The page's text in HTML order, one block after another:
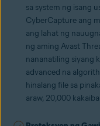
sa system ng isang
CyberCapture ang
ang lahat ng
ng aming Avast
nananatiling siyang
advanced na
hinalang file sa
araw, 20,000